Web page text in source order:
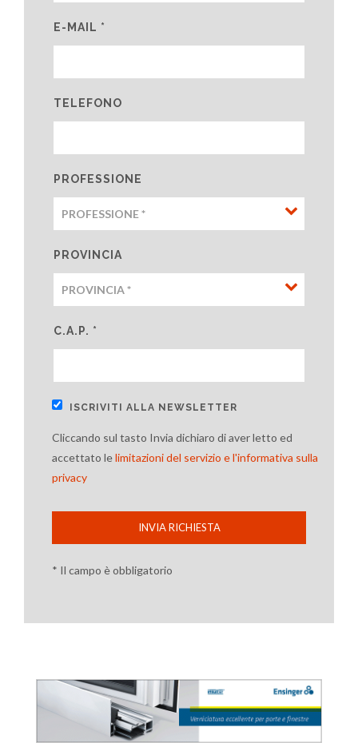
E-MAIL *
TELEFONO
PROFESSIONE
PROVINCIA
C.A.P. *
ISCRIVITI ALLA NEWSLETTER
Cliccando sul tasto Invia dichiaro di aver letto ed
accettato lelimitazioni del servizio e l'informativa sulla
privacy
INVIA RICHIESTA
* Il campo è obbligatorio